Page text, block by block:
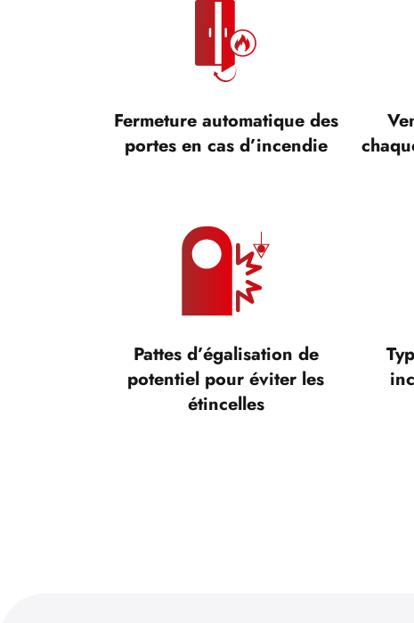
Fermeture automatique des
portes en cas d’incendie
Pattes d’égalisation de
potentiel pour éviter les
étincelles